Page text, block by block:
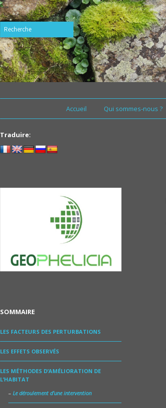
Accueil Qui sommes-nous ?
Traduire:
SOMMAIRE
LES FACTEURS DES PERTURBATIONS
LES EFFETS OBSERVÉS
LES MÉTHODES D’AMÉLIORATION DE
L’HABITAT
Le déroulement d’une intervention